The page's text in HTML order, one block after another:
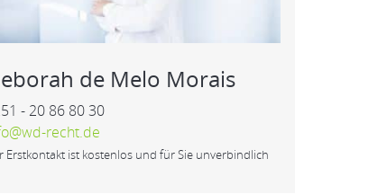
de Melo Morais
- 20 86 80 30
recht.de
Erstkontakt ist kostenlos und für Sie unverbindlich